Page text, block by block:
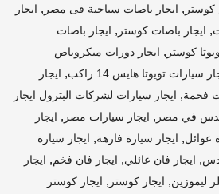
كوستر , ايجار باصات سياحية فى مصر , ايجار
, ايجار باصات كوستر , ايجار باصات
كوستر , ايجار دورات ميكروباص
سيارات تويوتا هايس 14 راكب , ايجار
فخمة, ايجار سيارات لشركات البترول ايجار
في مصر , ايجار سيارات مصر , ايجار
عوائل, ايجار سيارة فارهة, ايجار سيارة
, ايجار فان عائلي, ايجار فان فخم, ايجار
ليموزين, ايجار كوستر , ايجار كوستر